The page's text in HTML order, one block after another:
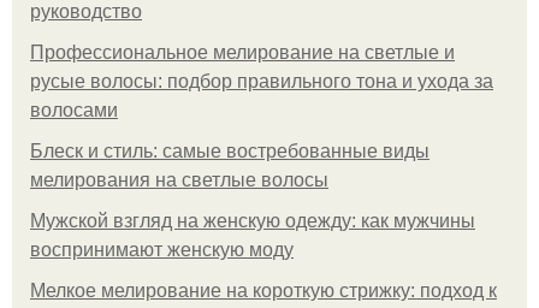
руководство
Профессиональное мелирование на светлые и
русые волосы: подбор правильного тона и ухода за
волосами
Блеск и стиль: самые востребованные виды
мелирования на светлые волосы
Мужской взгляд на женскую одежду: как мужчины
воспринимают женскую моду
Мелкое мелирование на короткую стрижку: подход к